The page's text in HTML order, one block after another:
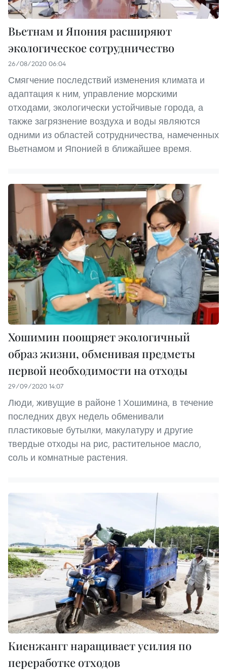
Вьетнам и Япония расширяют
экологическое сотрудничество
26/08/2020 06:04
Смягчение последствий изменения климата и
адаптация к ним, управление морскими
отходами, экологически устойчивые города, а
также загрязнение воздуха и воды являются
одними из областей сотрудничества, намеченных
Вьетнамом и Японией в ближайшее время.
Хошимин поощряет экологичный
образ жизни, обменивая предметы
первой необходимости на отходы
29/09/2020 14:07
Люди, живущие в районе 1 Хошимина, в течение
последних двух недель обменивали
пластиковые бутылки, макулатуру и другие
твердые отходы на рис, растительное масло,
соль и комнатные растения.
Киенжангг наращивает усилия по
переработке отходов